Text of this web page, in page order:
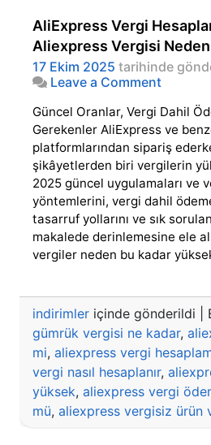
AliExpress Vergi
Aliexpress Vergisi Neden
17 Ekim 2025 tarihinde
Leave a Commenton
Vergi
2025,
Vergisi
Neden
Yüksek
Çıkıyor
Güncel Oranlar, Vergi Dahil
Gerekenler AliExpress ve
platformlarından sipariş
şikâyetlerden biri vergilerin
2025 güncel uygulamaları ve
yöntemlerini, vergi dahil
tasarruf yollarını ve sık
makalede derinlemesine ele
vergiler neden bu kadar
indirimler içinde gönderildi
gümrük vergisi ne kadar,
mi, aliexpress vergi
vergi nasıl hesaplanır,
yüksek, aliexpress vergi
mü, aliexpress vergisiz ürün